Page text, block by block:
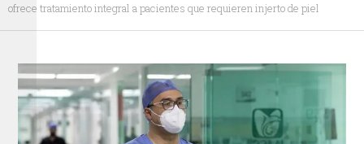
ofrece tratamiento integral a pacientes que requieren injerto de piel